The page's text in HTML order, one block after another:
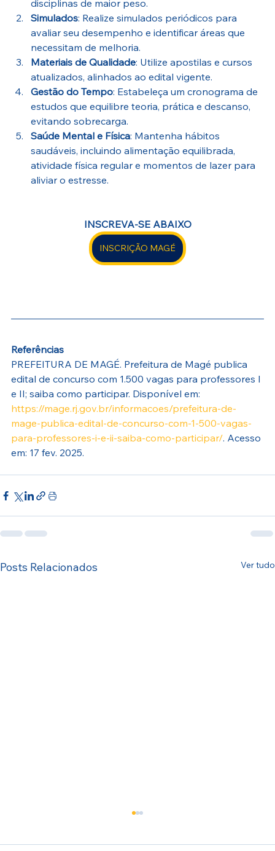
disciplinas de maior peso.
Simulados: Realize simulados periódicos para
avaliar seu desempenho e identificar áreas que
necessitam de melhoria.
Materiais de Qualidade: Utilize apostilas e cursos
atualizados, alinhados ao edital vigente.
Gestão do Tempo: Estabeleça um cronograma de
estudos que equilibre teoria, prática e descanso,
evitando sobrecarga.
Saúde Mental e Física: Mantenha hábitos
saudáveis, incluindo alimentação equilibrada,
atividade física regular e momentos de lazer para
aliviar o estresse.
INSCREVA-SE ABAIXO
INSCRIÇÃO MAGÉ
Referências
PREFEITURA DE MAGÉ. Prefeitura de Magé publica
edital de concurso com 1.500 vagas para professores I
e II; saiba como participar. Disponível em:
https://mage.rj.gov.br/informacoes/prefeitura-de-
mage-publica-edital-de-concurso-com-1-500-vagas-
para-professores-i-e-ii-saiba-como-participar/. Acesso
em: 17 fev. 2025.
Posts Relacionados Ver tudo